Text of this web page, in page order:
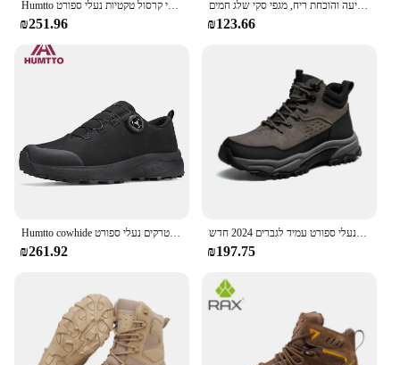
Humtto נעלי הליכה גברים עמיד למים מגפי עור עמיד למים נשים טרקים נעלי קרסול טקטיות נעלי ספורט
₪251.96
מגפי גברים של דיג חורף, מגפי קרסול צמר חם, חסין זיעה והוכחת ריח, מגפי סקי שלג חמים
₪123.66
Humtto cowhide נעלי גברים חורף ספורט בחוץ טיפוס נעליים מזדמנים נסיעות מגפיים חמים בחוץ טרקים נעלי ספורט
₪261.92
נעלי גמלים מוזהב גמלים רגליים נגד החלקה נעלי ספורט עמיד לגברים 2024 חדש
₪197.75